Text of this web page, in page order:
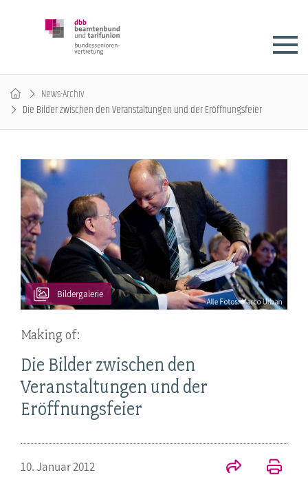
News-Archiv
Die Bilder zwischen den Veranstaltungen und der Eröffnungsfeier
Bildergalerie
Making of:
Die Bilder zwischen den
Veranstaltungen und der
Eröffnungsfeier
10. Januar 2012